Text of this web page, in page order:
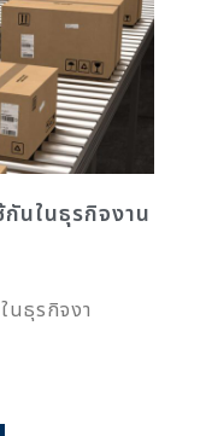
นในธุรกิจงาน
นธุรกิจงา